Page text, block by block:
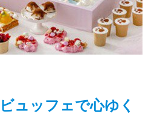
ュッフェで心ゆく